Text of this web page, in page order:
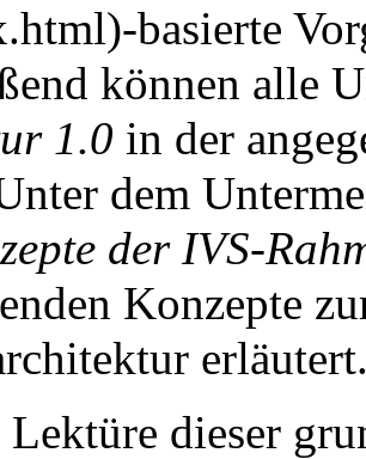
-basierte
können alle
1.0 in der
dem
der IVS-
Konzepte
Lektüre dieser